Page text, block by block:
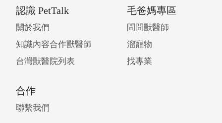
認識 PetTalk
關於我們
知識內容合作獸醫師
台灣獸醫院列表
毛爸媽專區
問問獸醫師
溜寵物
找專業
合作
聯繫我們